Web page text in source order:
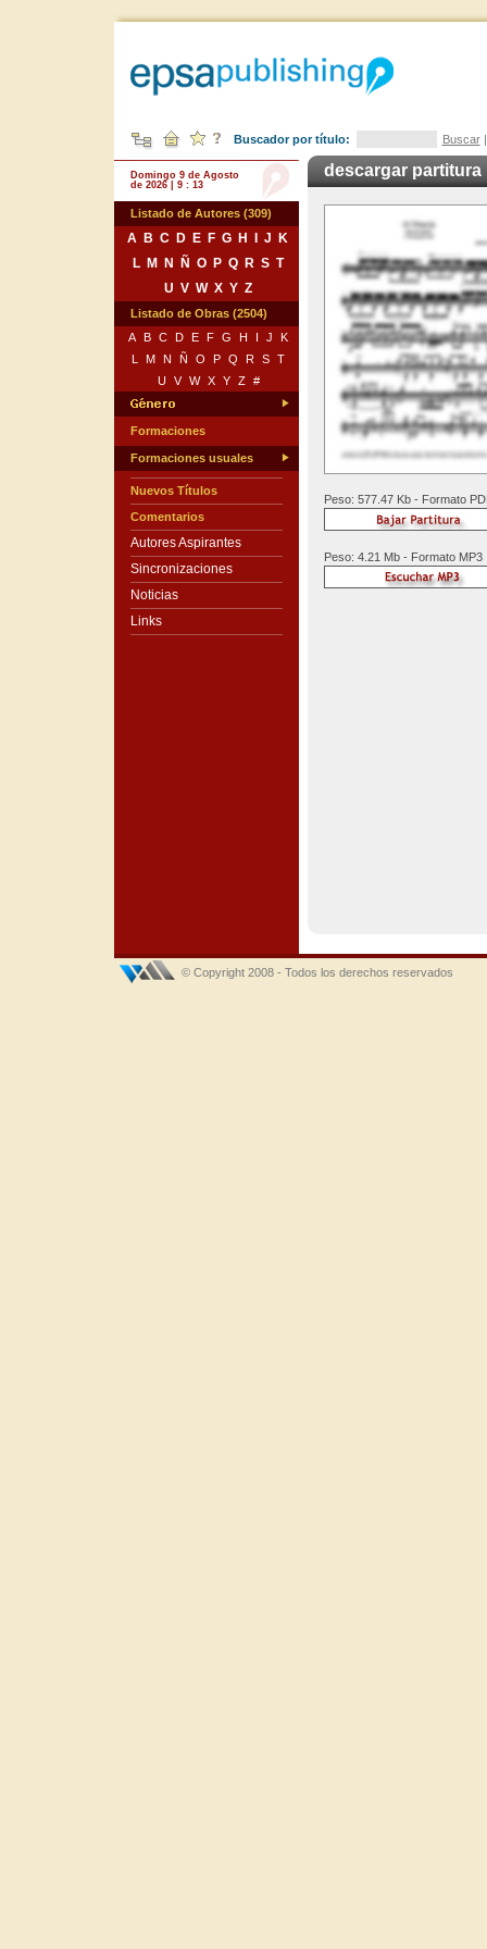
Buscador por título: Buscar
Domingo 9 de Agosto
de 2026 | 9 : 13
Listado de Autores (309)
A B C D E F G H J
K
L
M N Ñ O P Q R S T
U V W X Y Z
Listado de Obras (2504)
A
B C D E F G H I J
K
L
M N Ñ O P Q R S T
U
V W X Y Z #
Formaciones
Formaciones usuales
Nuevos Títulos
Comentarios
Autores Aspirantes
Sincronizaciones
Noticias
Links
descargar partitura
Peso: 577.47 Kb - Formato
Peso: 4.21 Mb - Formato MP3
© Copyright 2008 - Todos los derechos reservados